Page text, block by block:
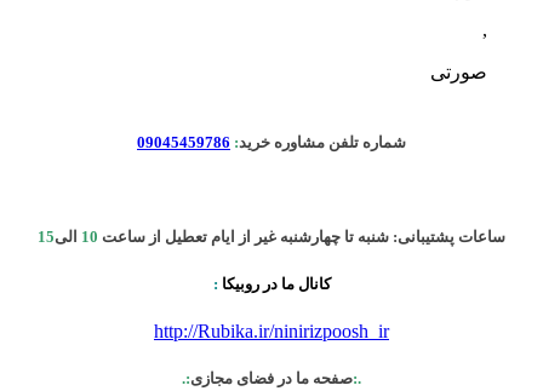
,
صورتی
شماره تلفن مشاوره خرید:
09045459786
ساعات پشتیبانی: شنبه تا چهارشنبه غیر از ایام تعطیل از ساعت 10 الی15
کانال ما در روبیکا :
http://Rubika.ir/ninirizpoosh_ir
.:صفحه ما در فضای مجازی:.